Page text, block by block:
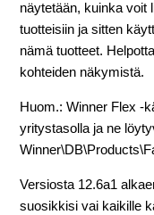
näytetään, kuinka voit
tuotteisiin ja sitten
nämä tuotteet.
kohteiden näkymistä.
Huom.: Winner Flex -
yritystasolla ja ne
Versiosta 12.6a1
suosikkisi vai kaikille